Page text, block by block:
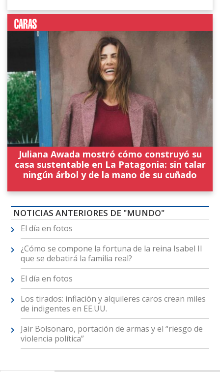
Juliana Awada mostró cómo construyó su
casa sustentable en La Patagonia: sin talar
ningún árbol y de la mano de su cuñado
NOTICIAS ANTERIORES DE "MUNDO"
El día en fotos
¿Cómo se compone la fortuna de la reina Isabel II
que se debatirá la familia real?
El día en fotos
Los tirados: inflación y alquileres caros crean miles
de indigentes en EE.UU.
Jair Bolsonaro, portación de armas y el “riesgo de
violencia política”